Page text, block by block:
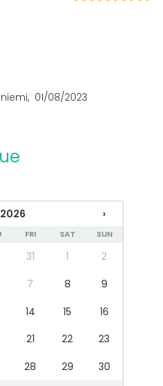
alueelta löytyy maksullisia
01/08/2023
›
FRI SAT SUN
31 1
2
7 8
9
14 15
16
21 22
23
28 29
30